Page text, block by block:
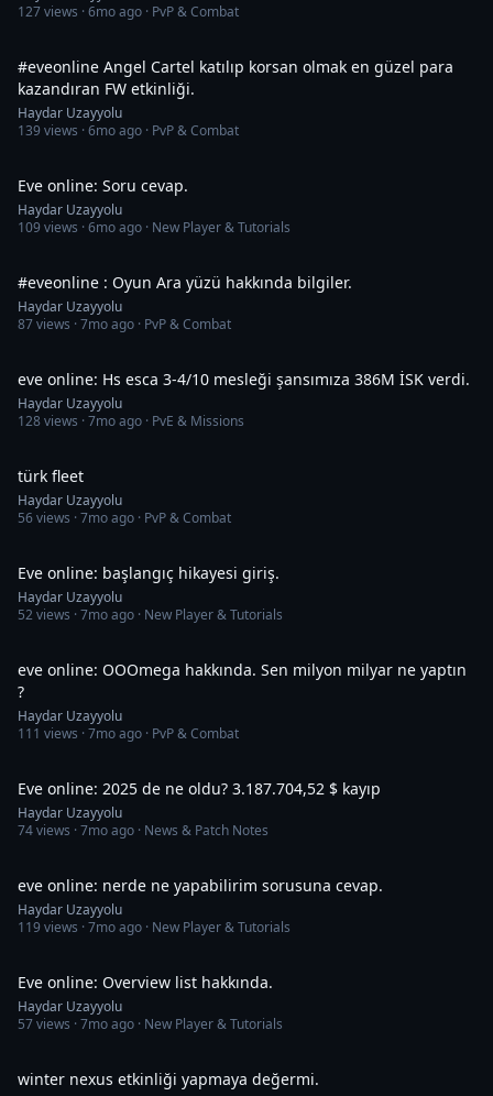
127views ·6mo ago · PvP & Combat
#eveonline Angel Cartel katılıp korsan olmak en güzel para
kazandıran FW etkinliği.
Haydar Uzayyolu
139views ·6mo ago · PvP & Combat
Eve online: Soru cevap.
Haydar Uzayyolu
109views ·6mo ago · New Player & Tutorials
#eveonline : Oyun Ara yüzü hakkında bilgiler.
Haydar Uzayyolu
87views ·7mo ago · PvP & Combat
eve online: Hs esca 3-4/10 mesleği şansımıza 386M İSK verdi.
Haydar Uzayyolu
128views ·7mo ago · PvE & Missions
türk fleet
Haydar Uzayyolu
56views ·7mo ago · PvP & Combat
Eve online: başlangıç hikayesi giriş.
Haydar Uzayyolu
52views ·7mo ago · New Player & Tutorials
eve online: OOOmega hakkında. Sen milyon milyar ne yaptın
?
Haydar Uzayyolu
111 views ·7mo ago · PvP & Combat
Eve online: 2025 de ne oldu? 3.187.704,52 $ kayıp
Haydar Uzayyolu
74views ·7mo ago · News & Patch Notes
eve online: nerde ne yapabilirim sorusuna cevap.
Haydar Uzayyolu
119views ·7mo ago · New Player & Tutorials
Eve online: Overview list hakkında.
Haydar Uzayyolu
57views ·7mo ago · New Player & Tutorials
winter nexus etkinliği yapmaya değermi.